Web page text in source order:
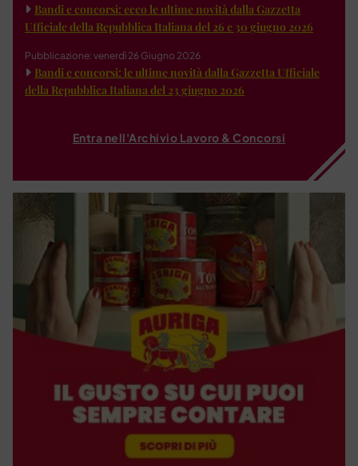
Bandi e concorsi: ecco le ultime novità dalla Gazzetta
Ufficiale della Repubblica Italiana del 26 e 30 giugno 2026
Pubblicazione: venerdì 26 Giugno 2026
Bandi e concorsi: le ultime novità dalla Gazzetta Ufficiale
della Repubblica Italiana del 23 giugno 2026
Entra nell'Archivio Lavoro & Concorsi